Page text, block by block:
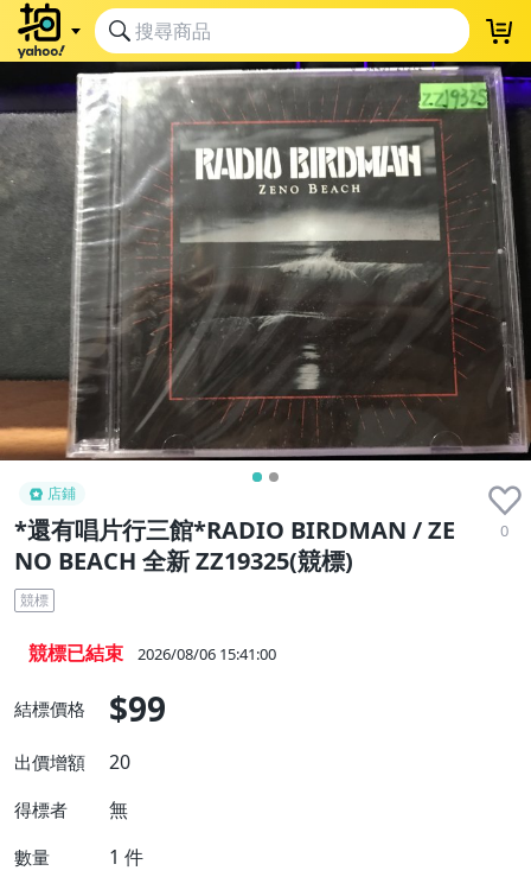
店鋪
*還有唱片行三館*RADIO BIRDMAN / ZE
NO BEACH 全新 ZZ19325(競標)
0
競標
競標已結束 2026/08/06 15:41:00
結標價格 $99
出價增額 20
得標者 無
數量 1 件